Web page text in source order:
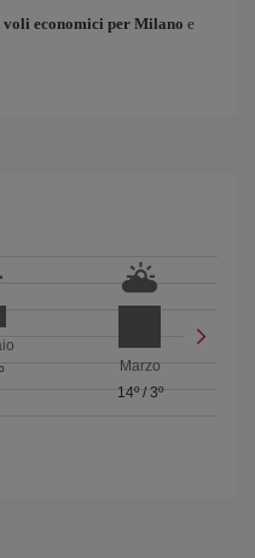
voli economici per Milano e
Marzo
14º/ 3º